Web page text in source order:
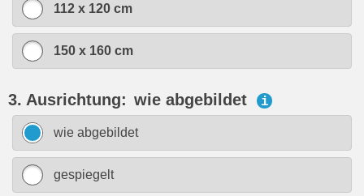
112 x 120 cm
150 x 160 cm
3. Ausrichtung: wie abgebildet i
wie abgebildet
gespiegelt